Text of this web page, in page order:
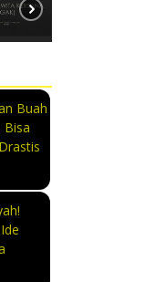
Buah
Bisa